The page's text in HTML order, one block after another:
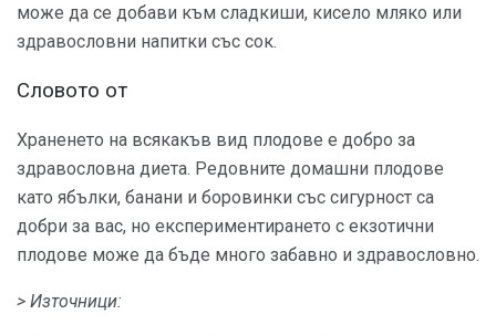
може да се добави към сладкиши, кисело мляко или
здравословни напитки със сок.
Словото от
Храненето на всякакъв вид плодове е добро за
здравословна диета. Редовните домашни плодове
като ябълки, банани и боровинки със сигурност са
добри за вас, но експериментирането с екзотични
плодове може да бъде много забавно и здравословно.
> Източници: